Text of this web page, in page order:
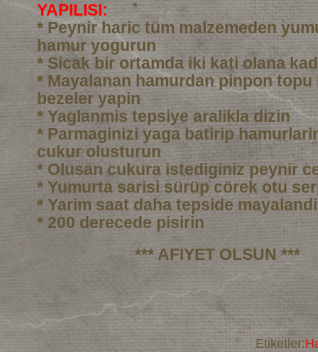
YAPILISI:
* Peynir haric tüm malzemeden
hamur yogurun
* Sicak bir ortamda iki kati olana
* Mayalanan hamurdan pinpon
bezeler yapin
* Yaglanmis tepsiye aralikla dizin
* Parmaginizi yaga batirip
cukur olusturun
* Olusan cukura istediginiz peynir
* Yumurta sarisi sürüp cörek otu
* Yarim saat daha tepside
* 200 derecede pisirin
*** AFIYET OLSUN ***
Etiketler: